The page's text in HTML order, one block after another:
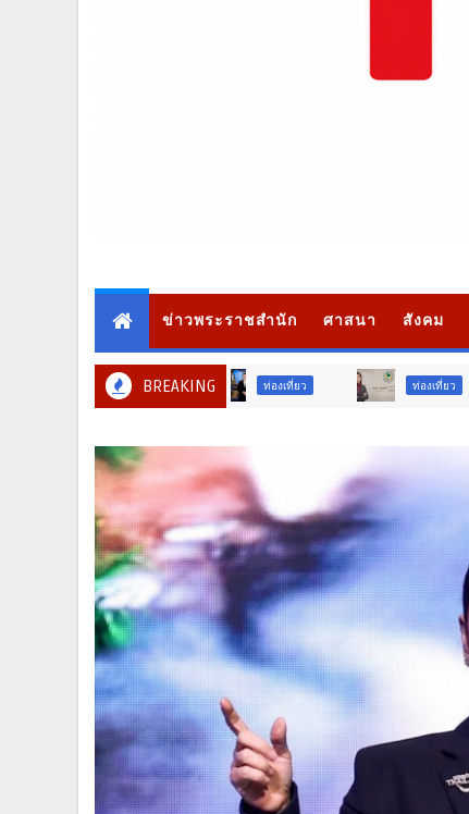
ข่าวพระราชสำนัก ศาสนา สังคม
BREAKING